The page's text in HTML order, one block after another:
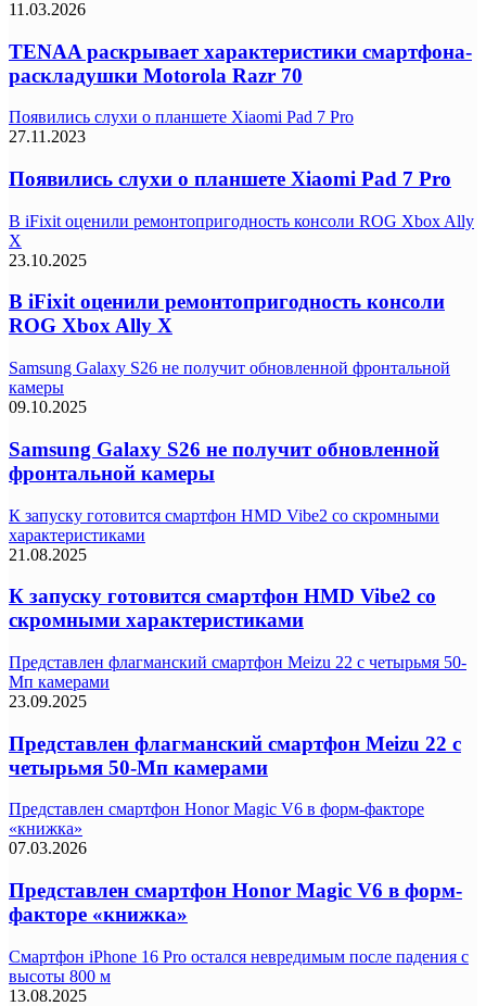
11.03.2026
TENAA раскрывает характеристики смартфона-
раскладушки Motorola Razr 70
Появились слухи о планшете Xiaomi Pad 7 Pro
27.11.2023
Появились слухи о планшете Xiaomi Pad 7 Pro
В iFixit оценили ремонтопригодность консоли ROG Xbox Ally
X
23.10.2025
В iFixit оценили ремонтопригодность консоли
ROG Xbox Ally X
Samsung Galaxy S26 не получит обновленной фронтальной
камеры
09.10.2025
Samsung Galaxy S26 не получит обновленной
фронтальной камеры
К запуску готовится смартфон HMD Vibe2 со скромными
характеристиками
21.08.2025
К запуску готовится смартфон HMD Vibe2 со
скромными характеристиками
Представлен флагманский смартфон Meizu 22 с четырьмя 50-
Мп камерами
23.09.2025
Представлен флагманский смартфон Meizu 22 с
четырьмя 50-Мп камерами
Представлен смартфон Honor Magic V6 в форм-факторе
«книжка»
07.03.2026
Представлен смартфон Honor Magic V6 в форм-
факторе «книжка»
Смартфон iPhone 16 Pro остался невредимым после падения с
высоты 800 м
13.08.2025